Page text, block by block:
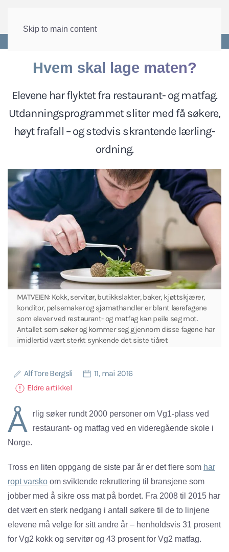
Skip to main content
Hvem skal lage maten?
Elevene har flyktet fra restaurant- og matfag.
Utdanningsprogrammet sliter med få søkere,
høyt frafall – og stedvis skrantende lærling-
ordning.
MATVEIEN: Kokk, servitør, butikkslakter, baker, kjøttskjærer,
konditor, pølsemaker og sjømathandler er blant lærefagene
som elever ved restaurant- og matfag kan peile seg mot.
Antallet som søker og kommer seg gjennom disse fagene har
imidlertid vært sterkt synkende det siste tiåret
Alf Tore Bergsli
11, mai 2016
Eldre artikkel
Å
rlig søker rundt 2000 personer om Vg1-plass ved
restaurant- og matfag ved en videregående skole i
Norge.
Tross en liten oppgang de siste par år er det flere som har
ropt varsko om sviktende rekruttering til bransjene som
jobber med å sikre oss mat på bordet. Fra 2008 til 2015 har
det vært en sterk nedgang i antall søkere til de to linjene
elevene må velge for sitt andre år – henholdsvis 31 prosent
for Vg2 kokk og servitør og 43 prosent for Vg2 matfag.